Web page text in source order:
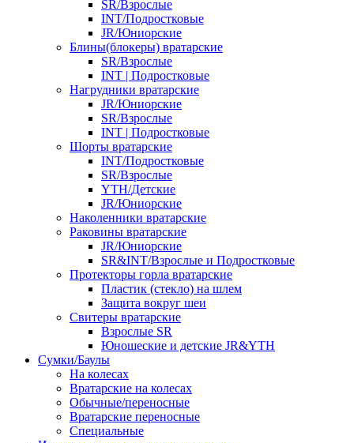
SR/Взрослые
INT/Подростковые
JR/Юниорские
Блины(блокеры) вратарские
SR/Взрослые
INT | Подростковые
Нагрудники вратарские
JR/Юниорские
SR/Взрослые
INT | Подростковые
Шорты вратарские
INT/Подростковые
SR/Взрослые
YTH/Детские
JR/Юниорские
Наколенники вратарские
Раковины вратарские
JR/Юниорские
SR&INT/Взрослые и Подростковые
Протекторы горла вратарские
Пластик (стекло) на шлем
Защита вокруг шеи
Свитеры вратарские
Взрослые SR
Юношеские и детские JR&YTH
Сумки/Баулы
На колесах
Вратарские на колесах
Обычные/переносные
Вратарские переносные
Специальные